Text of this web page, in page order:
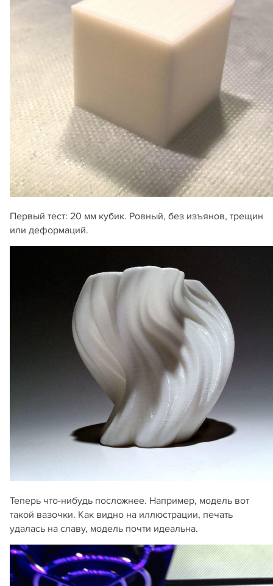
Первый тест: 20 мм кубик. Ровный, без изъянов, трещин
или деформаций.
Теперь что-нибудь посложнее. Например, модель вот
такой вазочки. Как видно на иллюстрации, печать
удалась на славу, модель почти идеальна.